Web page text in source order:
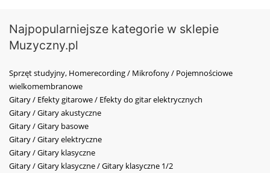
Najpopularniejsze kategorie w sklepie
Muzyczny.pl
Sprzęt studyjny, Homerecording / Mikrofony / Pojemnościowe
wielkomembranowe
Gitary / Efekty gitarowe / Efekty do gitar elektrycznych
Gitary / Gitary akustyczne
Gitary / Gitary basowe
Gitary / Gitary elektryczne
Gitary / Gitary klasyczne
Gitary / Gitary klasyczne / Gitary klasyczne 1/2